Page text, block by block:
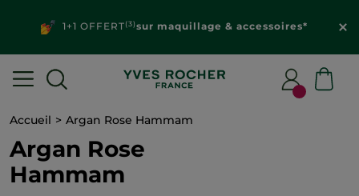
1+1 OFFERT(3)sur maquillage & accessoires*
Accueil Argan Rose Hammam
Argan Rose
Hammam